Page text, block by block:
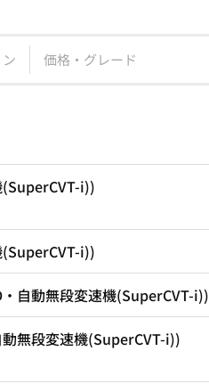
価格・グレード
i))
(SuperCVT-i))
自動無段変速機(SuperCVT-i))
無段変速機(SuperCVT-i))